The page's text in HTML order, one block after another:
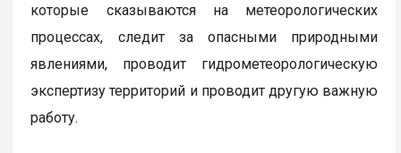
которые сказываются на метеорологических
процессах, следит за опасными природными
явлениями, проводит гидрометеорологическую
экспертизу территорий и проводит другую важную
работу.